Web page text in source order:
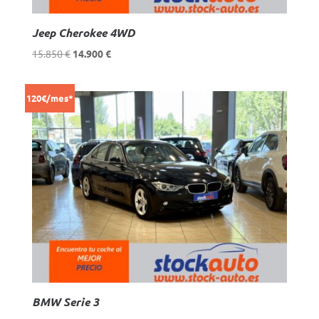
Jeep Cherokee 4WD
15.850€ El
original
era:
15.850 €.
14.900€El
14.900 €.
120€/mes*
BMW Serie 3